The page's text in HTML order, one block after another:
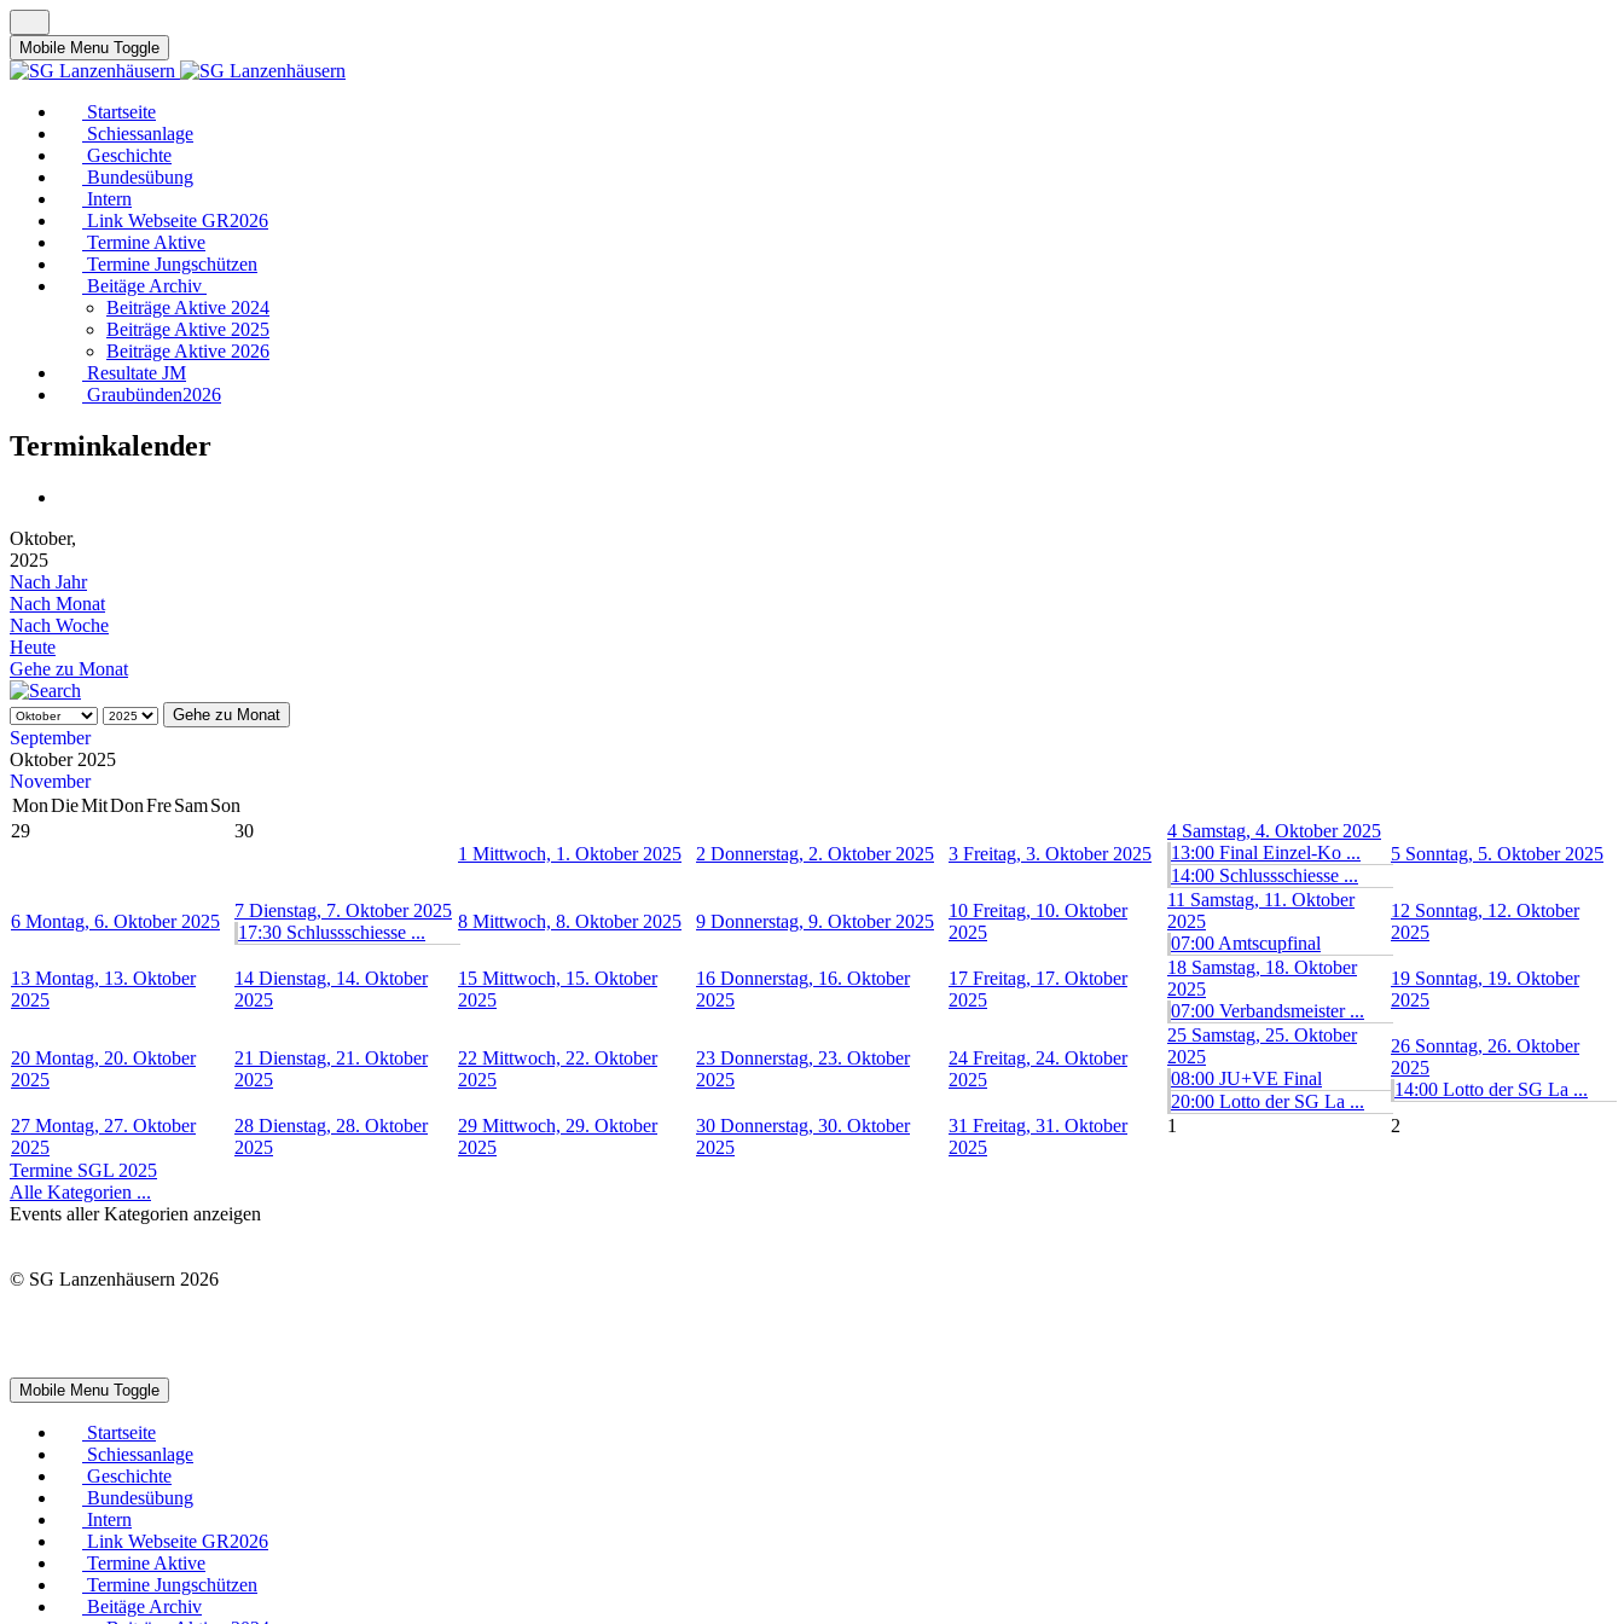
Mobile Menu Toggle
Startseite
Schiessanlage
Geschichte
Bundesübung
Intern
Link Webseite GR2026
Termine Aktive
Termine Jungschützen
Beitäge Archiv
Beiträge Aktive 2024
Beiträge Aktive 2025
Beiträge Aktive 2026
Resultate JM
Graubünden2026
Terminkalender
Oktober,
2025
Nach Jahr
Nach Monat
Nach Woche
Heute
Gehe zu Monat
Gehe zu Monat
September
Oktober 2025
November
MonDieMitDonFreSamSon
29
30
1 Mittwoch, 1. Oktober 2025 2 Donnerstag, 2. Oktober 2025 3 Freitag, 3. Oktober 2025
4 Samstag, 4. Oktober 2025
13:00 Final Einzel-Ko ...
14:00 Schlussschiesse ...
5 Sonntag, 5. Oktober 2025
6 Montag, 6. Oktober 2025
7 Dienstag, 7. Oktober 2025
17:30 Schlussschiesse ...
8 Mittwoch, 8. Oktober 2025 9 Donnerstag, 9. Oktober 2025
10 Freitag, 10. Oktober
2025
11 Samstag, 11. Oktober
2025
07:00 Amtscupfinal
12 Sonntag, 12. Oktober
2025
13 Montag, 13. Oktober
2025
14 Dienstag, 14. Oktober
2025
15 Mittwoch, 15. Oktober
2025
16 Donnerstag, 16. Oktober
2025
17 Freitag, 17. Oktober
2025
18 Samstag, 18. Oktober
2025
07:00 Verbandsmeister ...
19 Sonntag, 19. Oktober
2025
20 Montag, 20. Oktober
2025
21 Dienstag, 21. Oktober
2025
22 Mittwoch, 22. Oktober
2025
23 Donnerstag, 23. Oktober
2025
24 Freitag, 24. Oktober
2025
25 Samstag, 25. Oktober
2025
08:00 JU+VE Final
20:00 Lotto der SG La ...
26 Sonntag, 26. Oktober
2025
14:00 Lotto der SG La ...
27 Montag, 27. Oktober
2025
28 Dienstag, 28. Oktober
2025
29 Mittwoch, 29. Oktober
2025
30 Donnerstag, 30. Oktober
2025
31 Freitag, 31. Oktober
2025
1 2
Termine SGL 2025
Alle Kategorien ...
Events aller Kategorien anzeigen
© SG Lanzenhäusern 2026
Mobile Menu Toggle
Startseite
Schiessanlage
Geschichte
Bundesübung
Intern
Link Webseite GR2026
Termine Aktive
Termine Jungschützen
Beitäge Archiv